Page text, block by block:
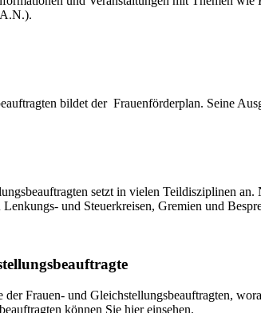
bildet der Frauenförderplan. Seine
setzt in vielen Teildisziplinen
und Steuerkreisen, Gremien und
der Frauen- und Gleichstellungsbeauftragten,
können Sie hier einsehen.